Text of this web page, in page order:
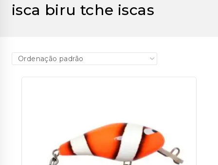
isca biru tche iscas